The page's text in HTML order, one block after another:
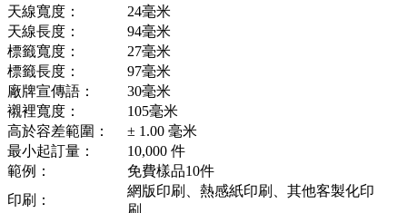
天線寬度：
24毫米
天線長度：
94毫米
標籤寬度：
27毫米
標籤長度：
97毫米
廠牌宣傳語：
30毫米
襯裡寬度：
105毫米
高於容差範圍：
± 1.00 毫米
最小起訂量：
10,000 件
範例：
免費樣品10件
印刷：
網版印刷、熱感紙印刷、其他客製化印
刷。